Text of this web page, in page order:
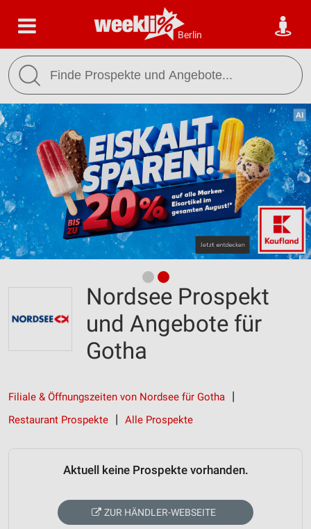
Berlin
Nordsee Prospekt
und Angebote für
Gotha
Filiale & Öffnungszeiten von Nordsee für Gotha
Restaurant Prospekte
Alle Prospekte
Aktuell keine Prospekte vorhanden.
ZUR HÄNDLER-WEBSEITE